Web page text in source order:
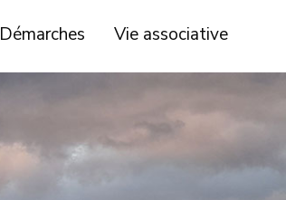
Démarches Vie associative